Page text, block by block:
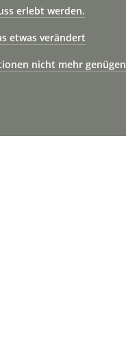
erlebt werden.
etwas verändert
nicht mehr genügen